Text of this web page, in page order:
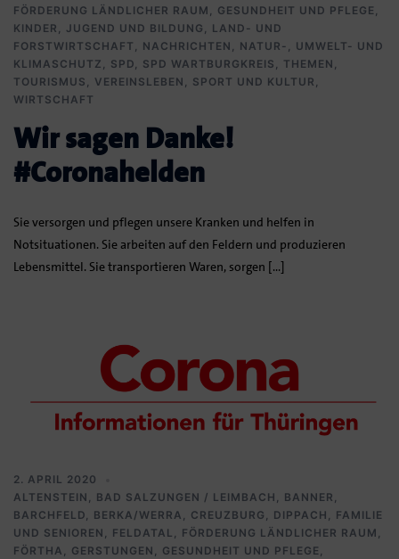
FÖRDERUNG LÄNDLICHER RAUM
GESUNDHEIT UND PFLEGE
KINDER, JUGEND UND BILDUNG
LAND- UND
FORSTWIRTSCHAFT
NACHRICHTEN
NATUR-, UMWELT- UND
KLIMASCHUTZ
SPD SPD WARTBURGKREIS THEMEN
TOURISMUS
VEREINSLEBEN, SPORT UND KULTUR
WIRTSCHAFT
Wir sagen Danke!
#Coronahelden
Sie versorgen und pflegen unsere Kranken und helfen in
Notsituationen. Sie arbeiten auf den Feldern und produzieren
Lebensmittel. Sie transportieren Waren, sorgen […]
2. APRIL 2020
ALTENSTEIN , BAD SALZUNGEN / LEIMBACH , BANNER ,
BARCHFELD, BERKA/WERRA , CREUZBURG , DIPPACH , FAMILIE
UND SENIOREN , FELDATAL , FÖRDERUNG LÄNDLICHER RAUM ,
FÖRTHA , GERSTUNGEN , GESUNDHEIT UND PFLEGE,